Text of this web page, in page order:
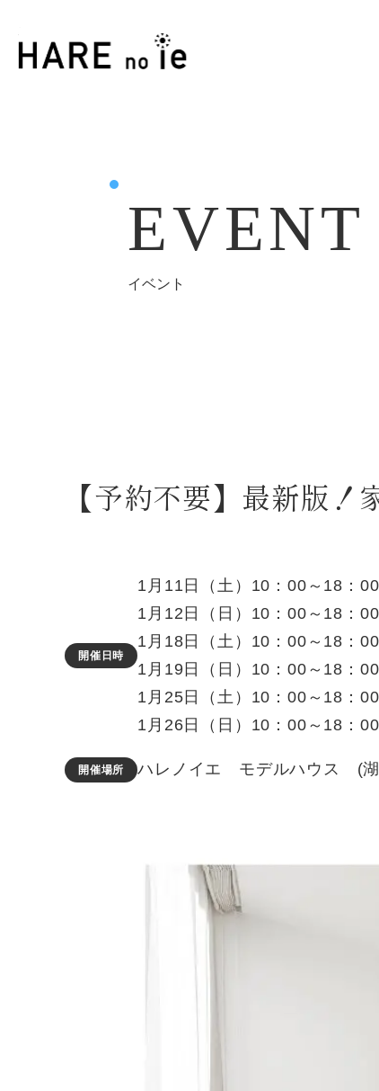
EVENT
イベント
【予約不要】最新版
開催日時
1月11日（土）10：00～18：00
1月12日（日）10：00～18：00
1月18日（土）10：00～18：00
1月19日（日）10：00～18：00
1月25日（土）10：00～18：00
1月26日（日）10：00～18：00
開催場所 ハレノイエ モデルハウス (湖